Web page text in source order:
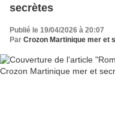
secrètes
Publié le 19/04/2026 à 20:07
Par Crozon Martinique mer et